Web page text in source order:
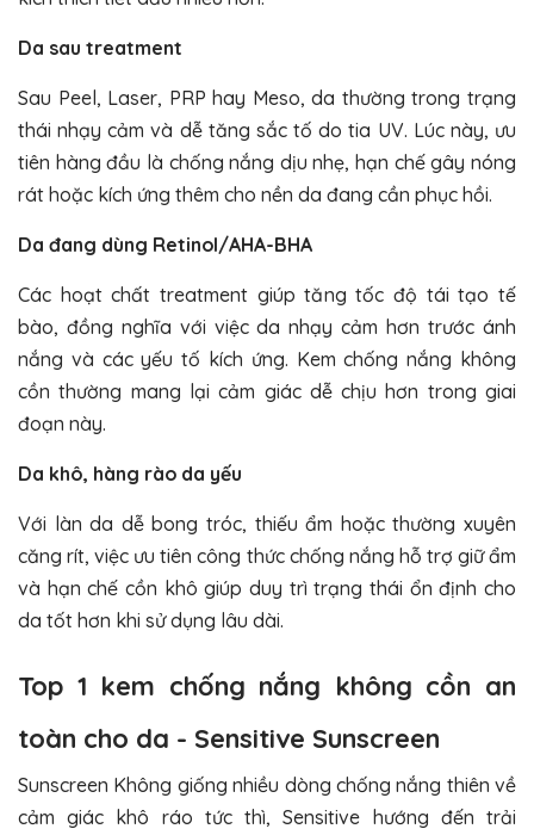
Da sau treatment
Sau Peel, Laser, PRP hay Meso, da thường trong trạng
thái nhạy cảm và dễ tăng sắc tố do tia UV. Lúc này, ưu
tiên hàng đầu là chống nắng dịu nhẹ, hạn chế gây nóng
rát hoặc kích ứng thêm cho nền da đang cần phục hồi.
Da đang dùng Retinol/AHA-BHA
Các hoạt chất treatment giúp tăng tốc độ tái tạo tế
bào, đồng nghĩa với việc da nhạy cảm hơn trước ánh
nắng và các yếu tố kích ứng. Kem chống nắng không
cồn thường mang lại cảm giác dễ chịu hơn trong giai
đoạn này.
Da khô, hàng rào da yếu
Với làn da dễ bong tróc, thiếu ẩm hoặc thường xuyên
căng rít, việc ưu tiên công thức chống nắng hỗ trợ giữ ẩm
và hạn chế cồn khô giúp duy trì trạng thái ổn định cho
da tốt hơn khi sử dụng lâu dài.
Top 1 kem chống nắng không cồn an
toàn cho da - Sensitive Sunscreen
Sunscreen Không giống nhiều dòng chống nắng thiên về
cảm giác khô ráo tức thì, Sensitive hướng đến trải